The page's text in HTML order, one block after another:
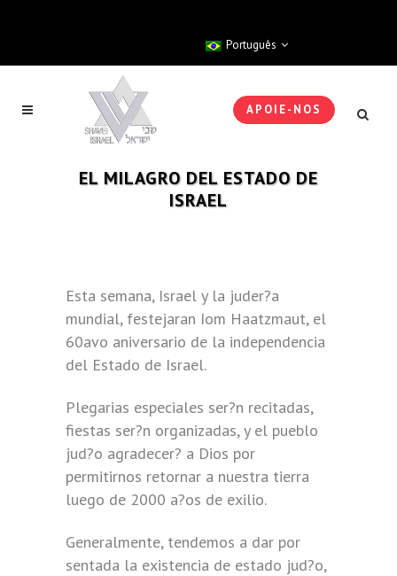
Português
APOIE-NOS
EL MILAGRO DEL ESTADO DE
ISRAEL
Esta semana, Israel y la juder?a
mundial, festejaran Iom Haatzmaut, el
60avo aniversario de la independencia
del Estado de Israel.
Plegarias especiales ser?n recitadas,
fiestas ser?n organizadas, y el pueblo
jud?o agradecer? a Dios por
permitirnos retornar a nuestra tierra
luego de 2000 a?os de exilio.
Generalmente, tendemos a dar por
sentada la existencia de estado jud?o,